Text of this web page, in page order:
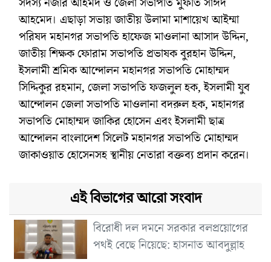
আহমেদ। এছাড়া সভায় জাতীয় উলামা মাশায়েখ আইম্মা
পরিষদ মহানগর সভাপতি হাফেজ মাওলানা আসাদ উদ্দিন,
জাতীয় শিক্ষক ফোরাম সভাপতি প্রভাষক বুরহান উদ্দিন,
ইসলামী শ্রমিক আন্দোলন মহানগর সভাপতি মোহাম্মদ
সিদ্দিকুর রহমান, জেলা সভাপতি ফজলুল হক, ইসলামী যুব
আন্দোলন জেলা সভাপতি মাওলানা বদরুল হক, মহানগর
সভাপতি মোহাম্মদ জাকির হোসেন এবং ইসলামী ছাত্র
আন্দোলন বাংলাদেশ সিলেট মহানগর সভাপতি মোহাম্মদ
জাকাওয়াত হোসেনসহ স্থানীয় নেতারা বক্তব্য প্রদান করেন।
এই বিভাগের আরো সংবাদ
বিরোধী দল দমনে সরকার বলপ্রয়োগের
পথই বেছে নিয়েছে: হাসনাত আবদুল্লাহ